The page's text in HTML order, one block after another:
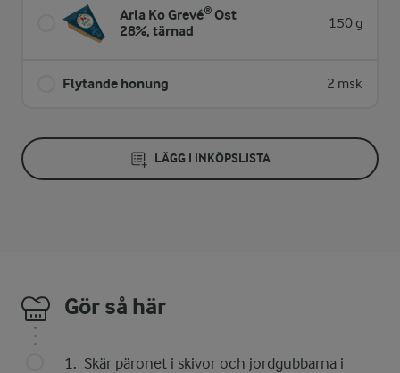
Arla Ko Grevé® Ost
28%, tärnad
150 g
Flytande honung 2 msk
LÄGG I INKÖPSLISTA
Gör så här
Skär päronet i skivor och jordgubbarna i